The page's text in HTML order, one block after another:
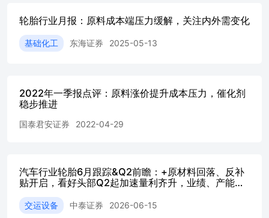
条全钢胎产能。印尼工厂（600万条半钢+75万条全钢+1万
吨非公路）及墨西哥工厂（600万条半钢）已进入产能爬坡
阶段。此外，公司规划了埃及基地（3600万条半钢胎+330
万条全钢胎+2万吨非公路）。 2）中策橡胶：泰国（已拥有
产产能正逐步爬坡，并规划了越南（一期500万条半钢胎）
及墨西哥基地。 3）森麒麟：泰国工厂（1600万条半钢+200
（规划1200万条半钢胎）正有序放量运行中。 4）玲珑轮
级。行业成本压力逐步褪去，欧盟对华轮胎双反将为国产轮
胎企业带来全球化布局抢占市场份额的关键窗口期，头部企
的投资机会：赛轮轮胎、中策橡胶、森麒麟等。#文字观点
轮胎行业月报：原料成本端压力缓解，关注内外需变化
基础化工 东海证券 2025-05-13
2022年一季报点评：原料涨价提升成本压力，催化剂
稳步推进
国泰君安证券 2022-04-29
汽车行业轮胎6月跟踪&Q2前瞻：+原材料回落、反补
贴开启，看好头部Q2起加速量利齐升，业绩、产能、
交运设备 中泰证券 2026-06-15